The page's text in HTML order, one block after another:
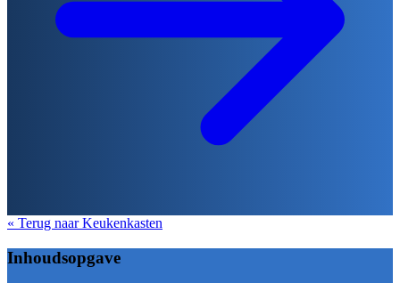
« Terug naar Keukenkasten
Inhoudsopgave